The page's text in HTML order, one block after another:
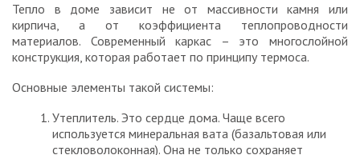
Тепло в доме зависит не от массивности камня или
кирпича, а от коэффициента теплопроводности
материалов. Современный каркас – это многослойной
конструкция, которая работает по принципу термоса.
Основные элементы такой системы:
Утеплитель. Это сердце дома. Чаще всего
используется минеральная вата (базальтовая или
стекловолоконная). Она не только сохраняет